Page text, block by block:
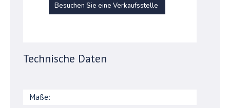
Besuchen Sie eine Verkaufsstelle
Technische Daten
Maße: